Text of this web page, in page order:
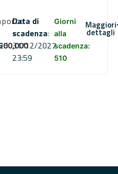
Data di
scadenza:
31/12/2027
23:59
Giorni
alla
scadenza:
510
Maggiori
dettagli